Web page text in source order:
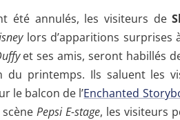
été annulés, les visiteurs de
lors d’apparitions surprises
et ses amis, seront habillés
printemps. Ils saluent les
le balcon de l’Enchanted
Pepsi E-stage, les visiteurs